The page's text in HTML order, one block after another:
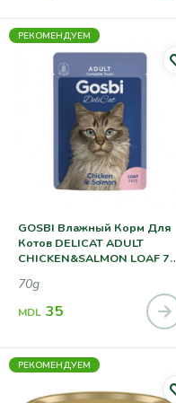
РЕКОМЕНДУЕМ
GOSBI Влажный Корм Для
Котов DELICAT ADULT
CHICKEN&SALMON LOAF 70
70g
MDL 35
РЕКОМЕНДУЕМ